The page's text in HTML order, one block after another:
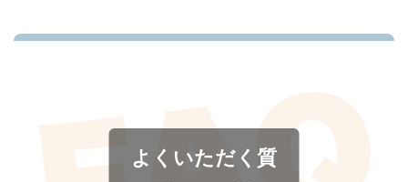
よくいただく質